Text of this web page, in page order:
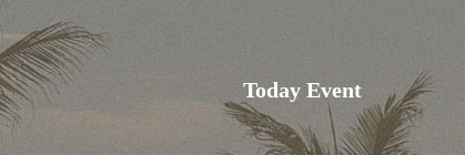
Today Event